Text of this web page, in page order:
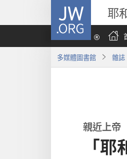
JW.ORG 耶
多媒體圖書館 雜誌
親近上帝
「